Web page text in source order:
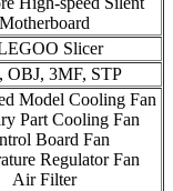
Motherboard
Slicer
OBJ, 3MF, STP
Model Cooling Fan
Part Cooling Fan
Board Fan
Regulator Fan
Air Filter